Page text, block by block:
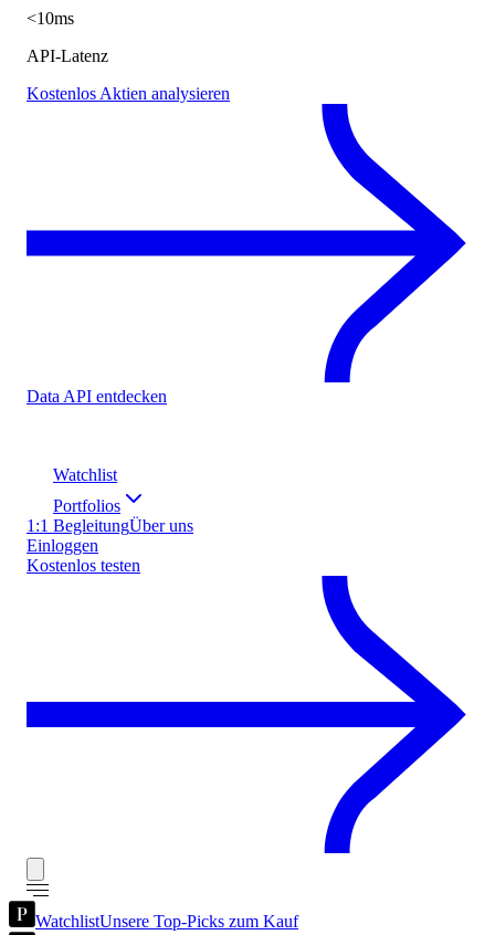
<10ms
API-Latenz
Kostenlos Aktien analysieren
Data API entdecken
Watchlist
Portfolios
1:1 BegleitungÜber uns
Einloggen
Kostenlos testen
WatchlistUnsere Top-Picks zum Kauf